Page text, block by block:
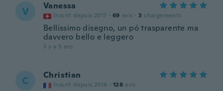
V Vanessa
Inscrit depuis 2017 · 69 avis · 3 chargements
Bellissimo disegno, un pó trasparente ma
davvero bello e leggero
il y a 5 ans
C Christian
Inscrit depuis 2016 · 128 avis